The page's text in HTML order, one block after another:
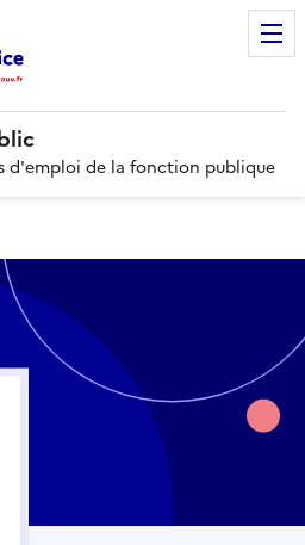
d'emploi de la fonction publique